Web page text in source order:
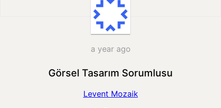
a year ago
Görsel Tasarım Sorumlusu
Levent Mozaik